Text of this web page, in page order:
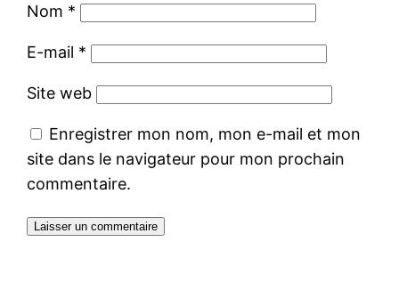
Nom *
E-mail *
Site web
Enregistrer mon nom, mon e-mail et mon
site dans le navigateur pour mon prochain
commentaire.